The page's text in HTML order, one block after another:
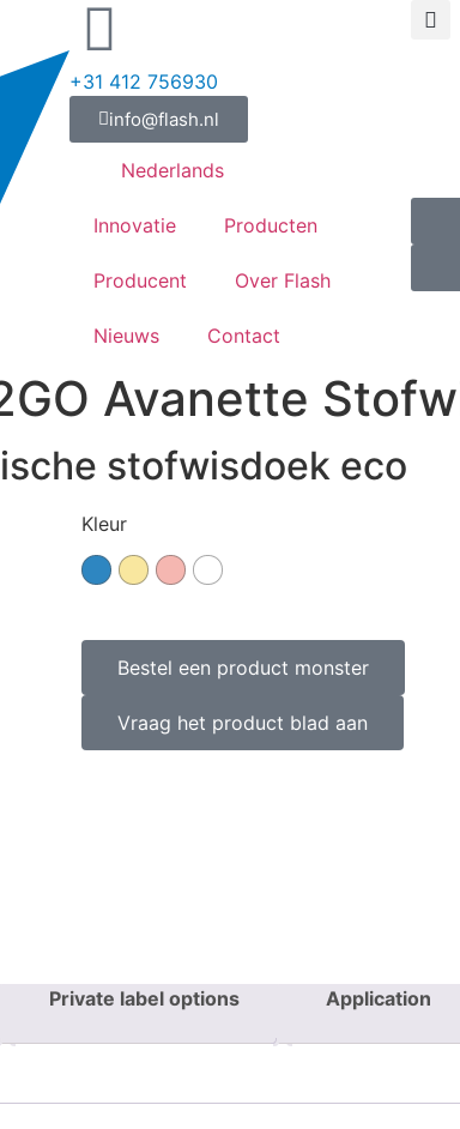
+31 412 756930
info@flash.nl
Nederlands
Innovatie Producten
Producent Over Flash
Nieuws Contact
Avanette
stofwisdoek eco
Kleur
Bestel een product monster
Vraag het product blad aan
Private label options Application